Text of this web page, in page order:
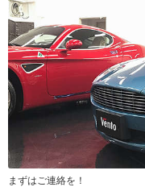
まずはご連絡を！